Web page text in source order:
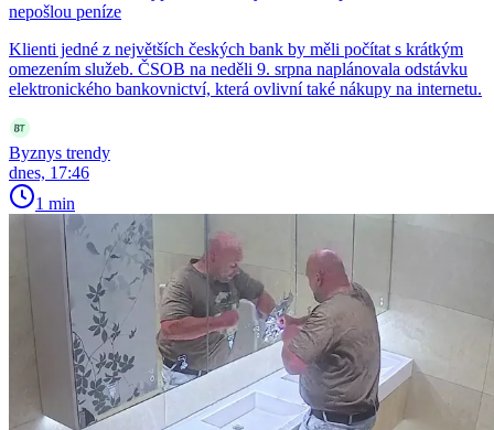
nepošlou peníze
Klienti jedné z největších českých bank by měli počítat s krátkým
omezením služeb. ČSOB na neděli 9. srpna naplánovala odstávku
elektronického bankovnictví, která ovlivní také nákupy na internetu.
Byznys trendy
dnes, 17:46
1 min